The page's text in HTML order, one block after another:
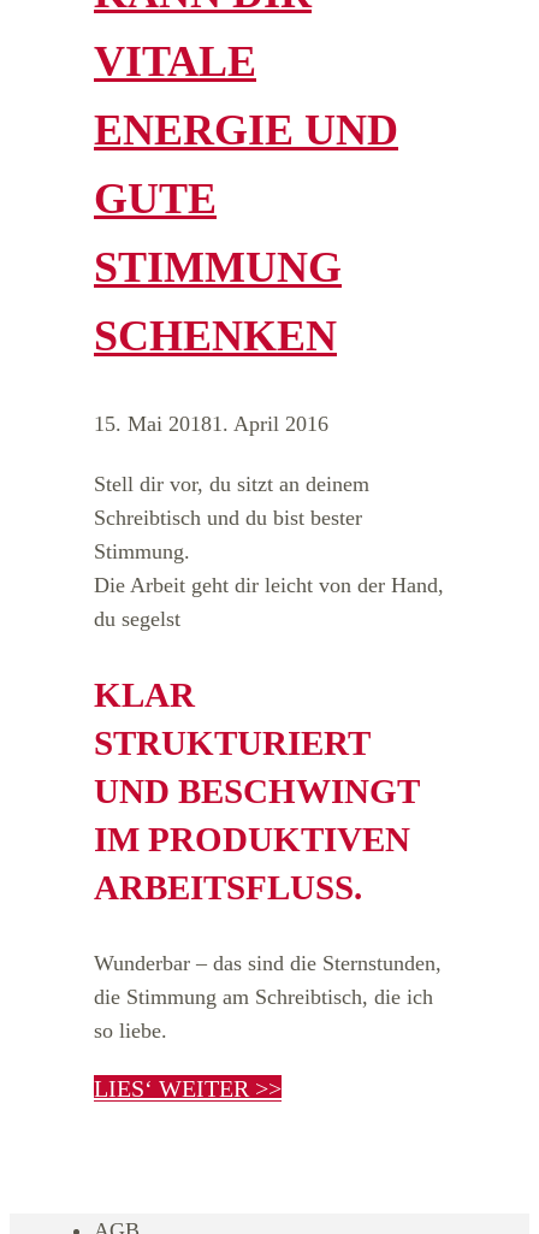
VITALE
ENERGIE UND
GUTE
STIMMUNG
SCHENKEN
15. Mai 20181. April 2016
Stell dir vor, du sitzt an deinem
Schreibtisch und du bist bester
Stimmung.
Die Arbeit geht dir leicht von der Hand,
du segelst
KLAR
STRUKTURIERT
UND BESCHWINGT
IM PRODUKTIVEN
ARBEITSFLUSS.
Wunderbar – das sind die Sternstunden,
die Stimmung am Schreibtisch, die ich
so liebe.
LIES‘ WEITER >>